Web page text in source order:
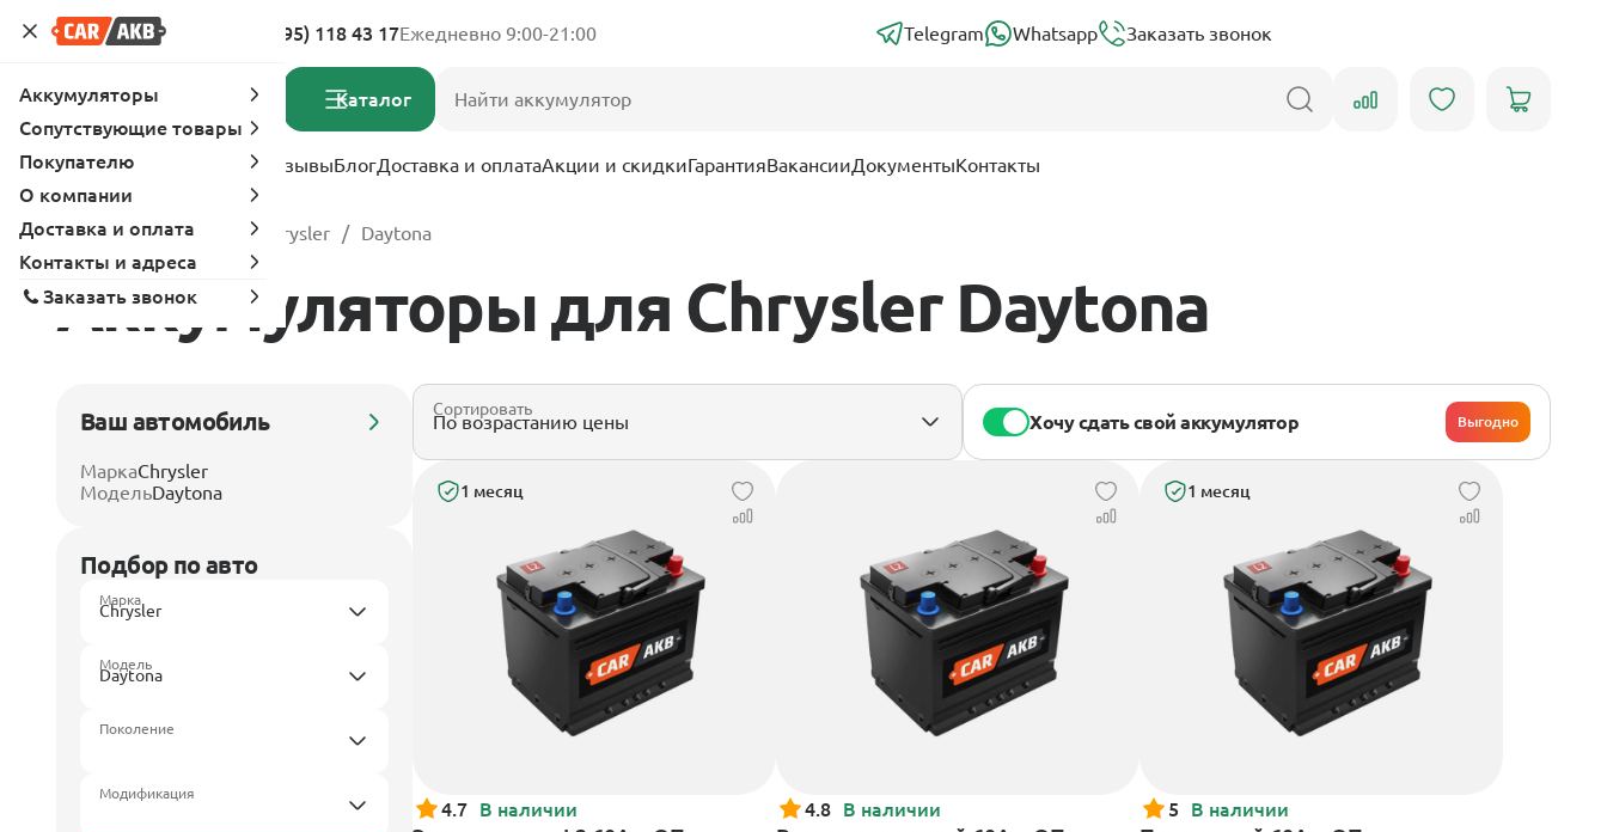
Адреса магазинов 8 (495) 118 43 17Ежедневно 9:00-21:00 Telegram Whatsapp Заказать звонок
Каталог
Услуги Вопрос-ответ ОтзывыБлогДоставка и оплатаАкции и скидкиГарантияВакансииДокументыКонтакты
Главная Каталог Chrysler Daytona
Аккумуляторы для Chrysler Daytona
Ваш автомобиль
МаркаChrysler
МодельDaytona
Подбор по авто
Марка
Модель
Поколение
Модификация
Сортировать
Хочу сдать свой аккумулятор Выгодно
1 месяц
4.7 В наличии 4.8 В наличии
1 месяц
5 В наличии
Аккумуляторы
Сопутствующие товары
Покупателю
О компании
Доставка и оплата
Контакты и адреса
Заказать звонок